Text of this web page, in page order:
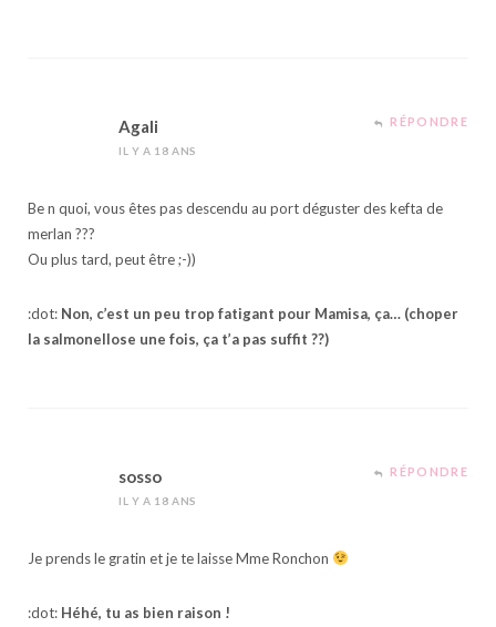
Agali
IL Y A 18 ANS
RÉPONDRE
Be n quoi, vous êtes pas descendu au port déguster des kefta de
merlan ???
Ou plus tard, peut être ;-))
:dot: Non, c’est un peu trop fatigant pour Mamisa, ça… (choper
la salmonellose une fois, ça t’a pas suffit ??)
sosso
IL Y A 18 ANS
RÉPONDRE
Je prends le gratin et je te laisse Mme Ronchon
:dot: Héhé, tu as bien raison !